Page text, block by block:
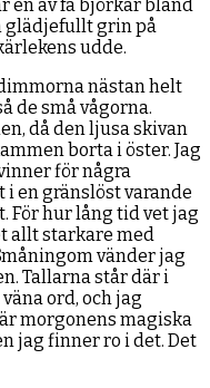
en av få björkar bland
glädjefullt grin på
udde.
nästan helt
de små vågorna.
då den ljusa skivan
borta i öster. Jag
för några
i en gränslöst varande
För hur lång tid vet jag
allt starkare med
vänder jag
Tallarna står där i
ord, och jag
morgonens magiska
jag finner ro i det. Det